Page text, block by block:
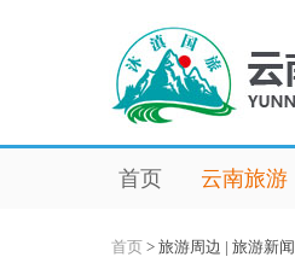
首页 云南旅游
首页 > 旅游周边 | 旅游新闻